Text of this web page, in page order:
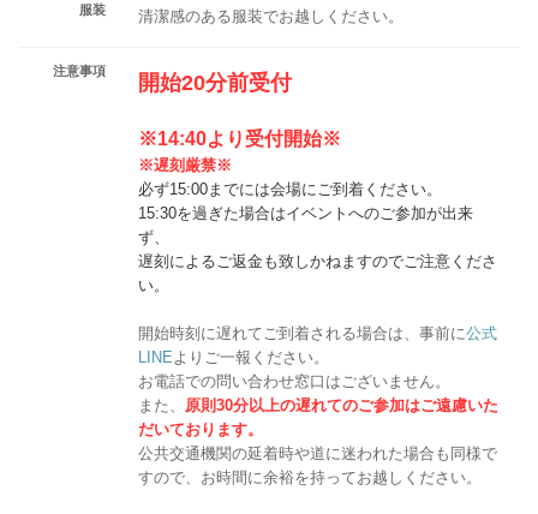
服装 清潔感のある服装でお越しください。
注意事項 開始20分前受付
※14:40より受付開始※
※遅刻厳禁※
必ず15:00までには会場にご到着ください。
15:30を過ぎた場合はイベントへのご参加が出来
ず、
遅刻によるご返金も致しかねますのでご注意くださ
い。
開始時刻に遅れてご到着される場合は、事前に公式
LINE よりご一報ください。
お電話での問い合わせ窓口はございません。
また、 原則30分以上の遅れてのご参加はご遠慮いた
だいております。
公共交通機関の延着時や道に迷われた場合も同様で
すので、お時間に余裕を持ってお越しください。